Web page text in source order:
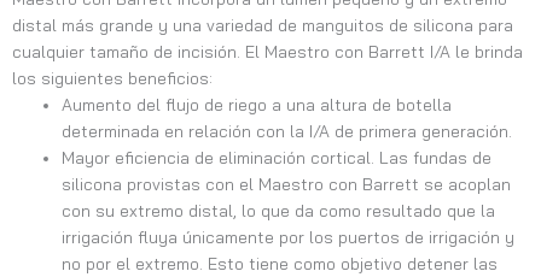
distal más grande y una variedad de manguitos de silicona para
cualquier tamaño de incisión. El Maestro con Barrett I/A le brinda
los siguientes beneficios:
Aumento del flujo de riego a una altura de botella
determinada en relación con la I/A de primera generación.
Mayor eficiencia de eliminación cortical. Las fundas de
silicona provistas con el Maestro con Barrett se acoplan
con su extremo distal, lo que da como resultado que la
irrigación fluya únicamente por los puertos de irrigación y
no por el extremo. Esto tiene como objetivo detener las